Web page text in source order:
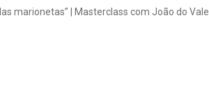
marionetas” | Masterclass com João do Vale